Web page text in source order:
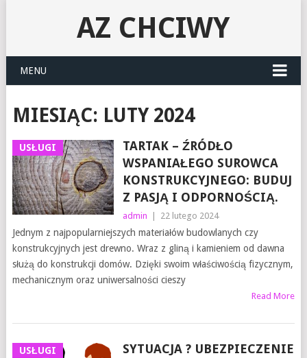
AZ CHCIWY
MENU
MIESIĄC: LUTY 2024
USŁUGI
TARTAK – ŹRÓDŁO
WSPANIAŁEGO SUROWCA
KONSTRUKCYJNEGO: BUDUJ
Z PASJĄ I ODPORNOŚCIĄ.
admin 22 lutego 2024
Jednym z najpopularniejszych materiałów budowlanych czy
konstrukcyjnych jest drewno. Wraz z gliną i kamieniem od dawna
służą do konstrukcji domów. Dzięki swoim właściwością fizycznym,
mechanicznym oraz uniwersalności cieszy
Read More
USŁUGI
SYTUACJA ? UBEZPIECZENIE